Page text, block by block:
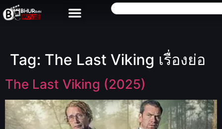
Tag: The Last Viking เรื่องย่อ
The Last Viking (2025)